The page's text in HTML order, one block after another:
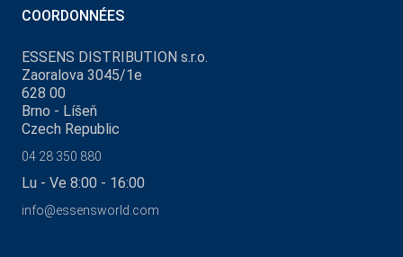
COORDONNÉES
ESSENS DISTRIBUTION s.r.o.
Zaoralova 3045/1e
628 00
Brno - Líšeň
Czech Republic
04 28 350 880
Lu - Ve 8:00 - 16:00
info@essensworld.com